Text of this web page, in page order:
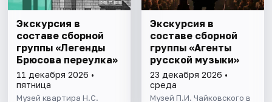
Экскурсия в
составе сборной
группы «Легенды
Брюсова переулка»
11 декабря 2026 •
пятница
Музей квартира Н.С.
Экскурсия в
составе сборной
группы «Агенты
русской музыки»
23 декабря 2026 •
среда
Музей П.И. Чайковского в